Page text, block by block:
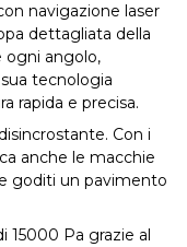
navigazione laser
dettagliata della
ogni angolo,
tecnologia
rapida e precisa.
Con i
anche le macchie
goditi un pavimento
15000 Pa grazie al